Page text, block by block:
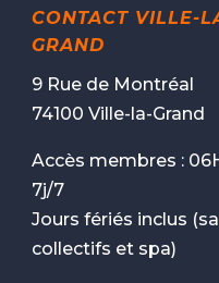
CONTACT VILLE-
GRAND
9 Rue de Montréal
74100 Ville-la-Grand
Accès membres :
7j/7
Jours fériés inclus
collectifs et spa)